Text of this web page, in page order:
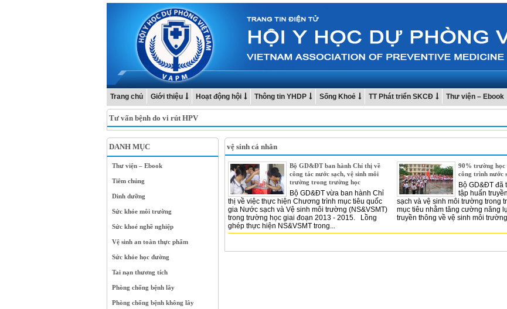
Trang chủ Giới thiệu Hoạt động hội Thông tin YHDP Sống Khoẻ TT Phát triển SKCĐ Thư viện – Ebook
Tư vấn bệnh do vi rút HPV
DANH MỤC
Thư viện – Ebook
Tiêm chủng
Dinh dưỡng
Sức khỏe môi trường
Sức khoẻ nghề nghiệp
Vệ sinh an toàn thực phẩm
Sức khỏe học đường
Tai nạn thương tích
Phòng chống bệnh lây
Phòng chống bệnh không lây
vệ sinh cá nhân
Bộ GD&ĐT ban hành Chỉ thị về
công tác nước sạch, vệ sinh môi
trường trong trường học
Bộ GD&ĐT vừa ban hành Chỉ
thị về việc thực hiện Chương trình mục tiêu quốc
gia Nước sạch và Vệ sinh môi trường (NS&VSMT)
trong trường học giai đoạn 2013 - 2015. Lồng
ghép thực hiện NS&VSMT trong...
90% trường học
công trình nước
Bộ GD&ĐT đã
tập huấn
sạch và vệ sinh môi trường trong
mục tiêu nhằm tăng cường năng
truyền thông về vệ sinh môi